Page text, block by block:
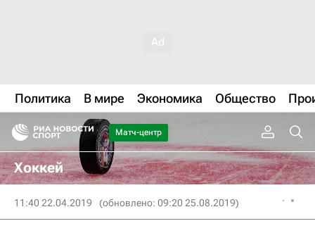
Политика В мире Экономика Общество
Матч-центр
Хоккей
11:40 22.04.2019 (обновлено: 09:20 25.08.2019)